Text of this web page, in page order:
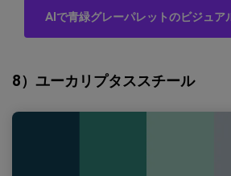
AIで青緑グレーパレットのビジュア
8）ユーカリプタススチール